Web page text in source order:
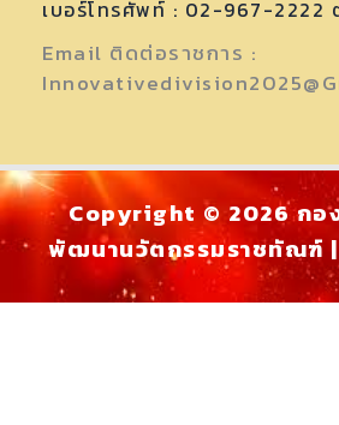
เบอร์โทรศัพท์ : 02-967-2222
Email ติดต่อราชการ :
Copyright © 2026 กอง
พัฒนานวัตกรรมราชทัณฑ์